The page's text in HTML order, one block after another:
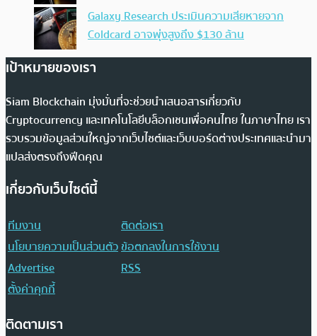
Galaxy Research ประเมินความเสียหายจาก
Coldcard อาจพุ่งสูงถึง $130 ล้าน
เป้าหมายของเรา
Siam Blockchain มุ่งมั่นที่จะช่วยนำเสนอสารเกี่ยวกับ
Cryptocurrency และเทคโนโลยีบล็อกเชนเพื่อคนไทย ในภาษาไทย เรา
รวบรวมข้อมูลส่วนใหญ่จากเว็บไซต์และเว็บบอร์ดต่างประเทศและนำมา
แปลส่งตรงถึงฟีดคุณ
เกี่ยวกับเว็บไซต์นี้
ทีมงาน
ติดต่อเรา
นโยบายความเป็นส่วนตัวข้อตกลงในการใช้งาน
Advertise
RSS
ตั้งค่าคุกกี้
ติดตามเรา